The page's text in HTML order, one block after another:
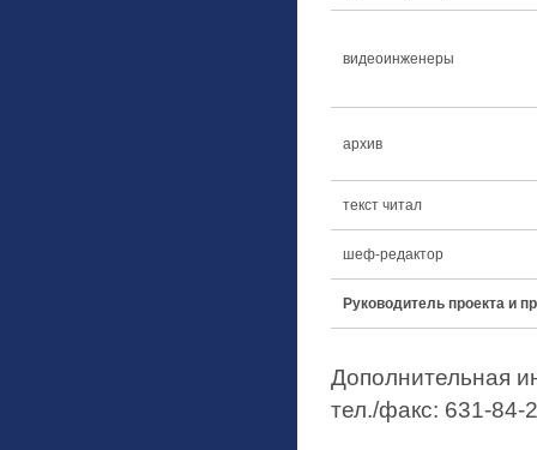
видеоинженеры
архив
текст читал
шеф-редактор
Руководитель проекта
Дополнительная
тел./факс: 631-84-